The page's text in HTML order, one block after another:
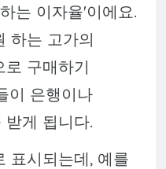
는 이자율'이에요.
하는 고가의
구매하기
이 은행이나
게 됩니다.
표시되는데, 예를